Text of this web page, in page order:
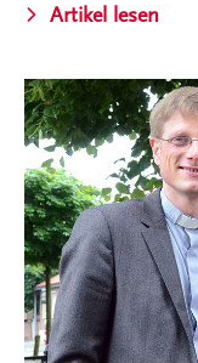
Artikel lesen